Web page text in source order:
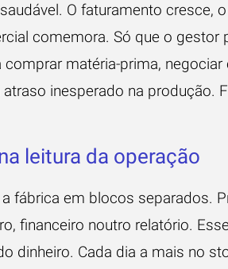
O faturamento cresce,
comemora. Só que o gestor
matéria-prima, negociar
inesperado na produção.
leitura da operação
fábrica em blocos separados.
financeiro noutro relatório.
dinheiro. Cada dia a mais no